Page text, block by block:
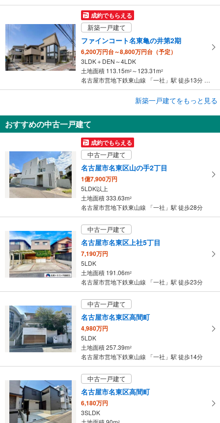
成約でもらえる
新築一戸建て
ファインコート名東亀の井第2期
6,200万円台～8,800万円台（予定）
3LDK＋DEN～4LDK
土地面積 113.15m2 ～123.31m2
名古屋市営地下鉄東山線 「一社」駅 徒歩13分 No.1～6:徒歩13分、No.7～14:徒歩14分
名古屋市名東区高社1丁目
7,680万円
1LDK＋3S
土地面積 151m2
名古屋市営地下鉄東山線 「一社」駅 徒歩7分
新築一戸建てをもっと見る
おすすめの中古一戸建て
成約でもらえる
中古一戸建て
名古屋市名東区山の手2丁目
1億7,900万円
5LDK以上
土地面積 333.63m2
名古屋市営地下鉄東山線 「一社」駅 徒歩28分
中古一戸建て
名古屋市名東区上社5丁目
7,190万円
5LDK
土地面積 191.06m2
名古屋市営地下鉄東山線 「一社」駅 徒歩23分
中古一戸建て
名古屋市名東区高間町
4,980万円
5LDK
土地面積 257.39m2
名古屋市営地下鉄東山線 「一社」駅 徒歩14分
中古一戸建て
名古屋市名東区高間町
6,180万円
3SLDK
2